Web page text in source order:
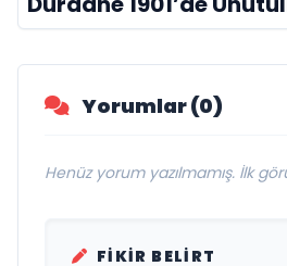
Yorumlar (0)
Henüz yorum yazılmamış. İlk
FIKIR BELIRT